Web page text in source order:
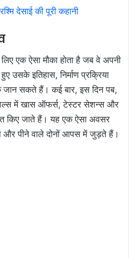
देसाई की पूरी कहानी
एक ऐसा मौका होता है जब वे अपनी
उसके इतिहास, निर्माण प्रक्रिया
जान सकते हैं। कई बार, इस दिन पब,
में खास ऑफर्स, टेस्टर सेशन्स और
किए जाते हैं। यह एक ऐसा अवसर
और पीने वाले दोनों आपस में जुड़ते हैं।